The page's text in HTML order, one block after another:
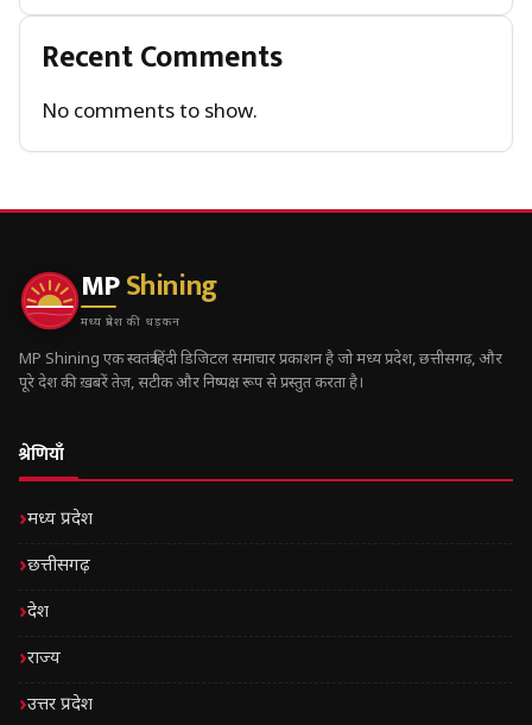
Recent Comments
No comments to show.
MPShining
मध्य प्रदेश की धड़कन
MP Shining एक स्वतंत्र हिंदी डिजिटल समाचार प्रकाशन है जो मध्य प्रदेश, छत्तीसगढ़, और
पूरे देश की ख़बरें तेज़, सटीक और निष्पक्ष रूप से प्रस्तुत करता है।
श्रेणियाँ
मध्य प्रदेश
छत्तीसगढ़
देश
राज्य
उत्तर प्रदेश